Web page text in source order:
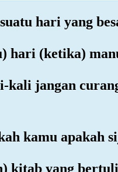
hari yang
hari (ketika)
kali jangan
kamu apakah
kitab yang